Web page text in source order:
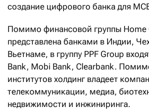
создание цифрового банка для
Помимо финансовой группы Home
представлена банками в Индии,
Вьетнаме, в группу PPF Group
Bank, Mobi Bank, Clearbank.
институтов холдинг владеет
телекоммуникации, медиа,
недвижимости и инжиниринга.